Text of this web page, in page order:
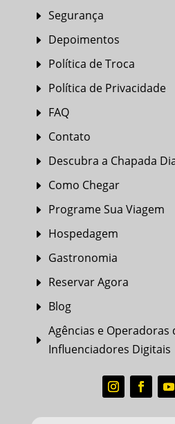
E Segurança
E Depoimentos
E Política de Troca
E Política de Privacidade
E FAQ
E Contato
E Descubra a Chapada
E Como Chegar
E Programe Sua Viagem
E Hospedagem
E Gastronomia
E Reservar Agora
E Blog
E
Agências e Operadoras
Influenciadores Digitais